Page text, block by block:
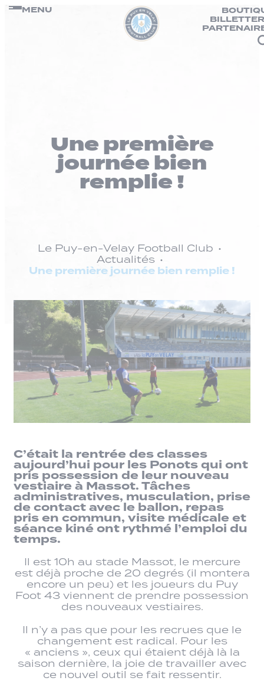
Passer
MENU
Une première
journée bien
remplie !
Le Puy-en-Velay Football Club
Actualités
Une première journée bien remplie !
C’était la rentrée des classes
aujourd’hui pour les Ponots qui ont
pris possession de leur nouveau
vestiaire à Massot. Tâches
administratives, musculation, prise
de contact avec le ballon, repas
pris en commun, visite médicale et
séance kiné ont rythmé l’emploi du
temps.
Il est 10h au stade Massot, le mercure
est déjà proche de 20 degrés (il montera
encore un peu) et les joueurs du Puy
Foot 43 viennent de prendre possession
des nouveaux vestiaires.
Il n’y a pas que pour les recrues que le
changement est radical. Pour les
« anciens », ceux qui étaient déjà là la
saison dernière, la joie de travailler avec
ce nouvel outil se fait ressentir.
Panneau de gestion des cookies